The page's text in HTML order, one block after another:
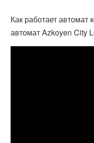
Как работает
автомат Azkoyen City